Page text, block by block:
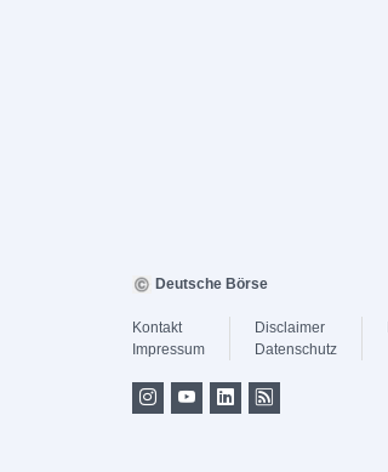
Deutsche Börse
Kontakt
Impressum
Disclaimer
Datenschutz